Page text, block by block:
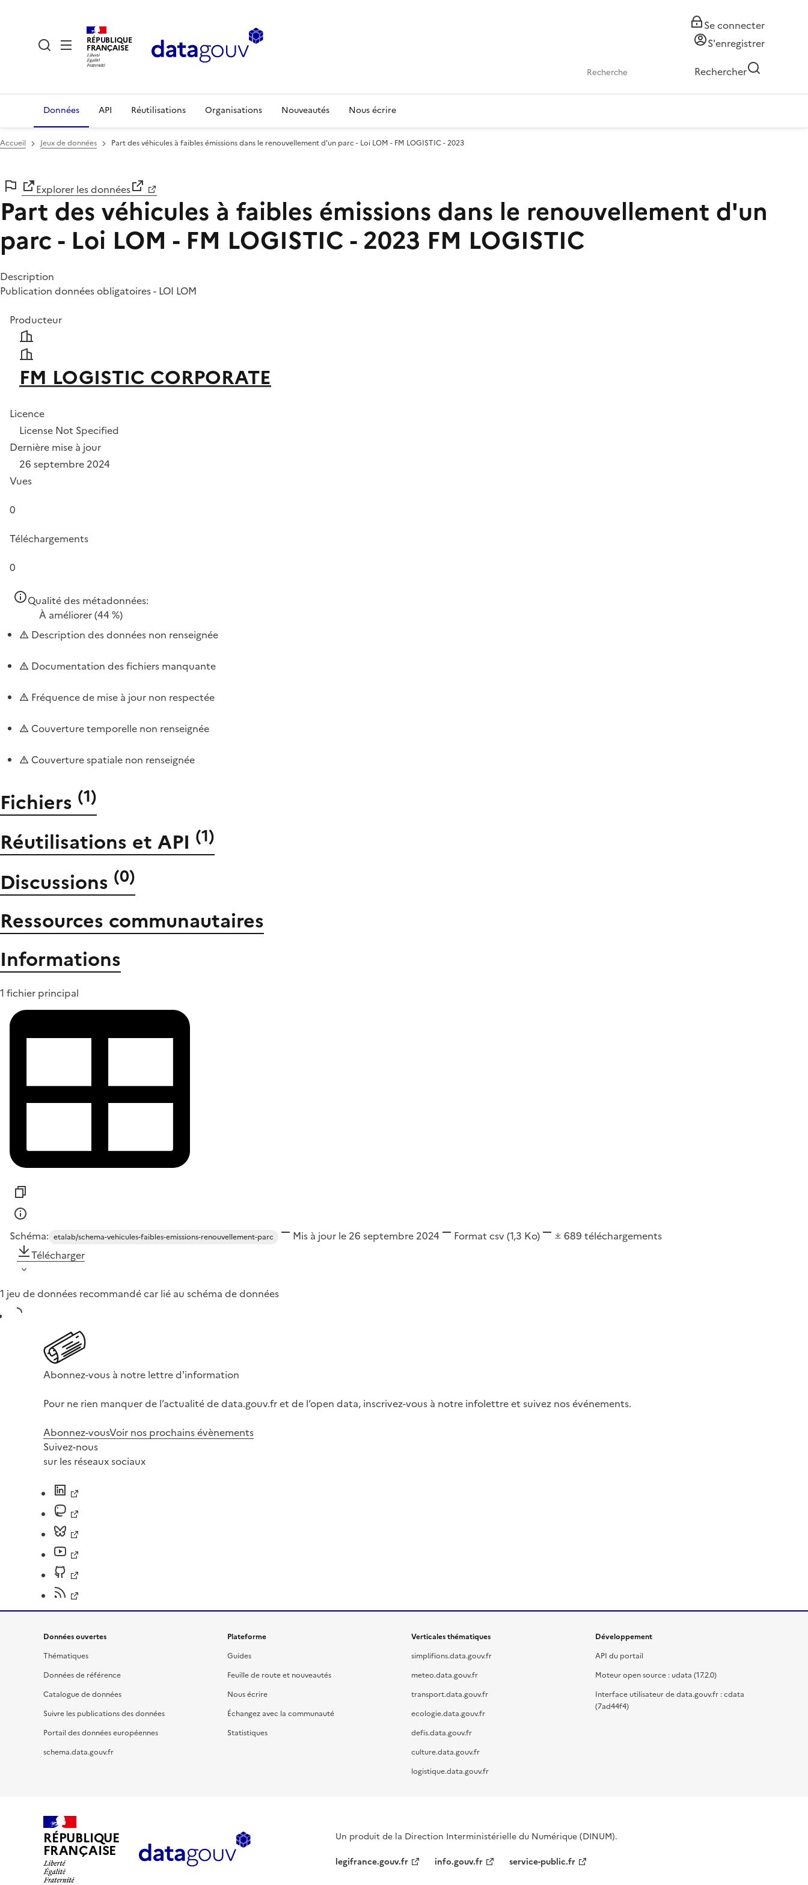
RÉPUBLIQUE
FRANÇAISE
Se connecter
S'enregistrer
Rechercher
Données API Réutilisations Organisations Nouveautés Nous écrire
Accueil Jeux de données Part des véhicules à faibles émissions dans le renouvellement d'un parc - Loi LOM - FM LOGISTIC - 2023
Explorer les données
Part des véhicules à faibles émissions dans le renouvellement d'un
parc - Loi LOM - FM LOGISTIC - 2023 FM LOGISTIC
Description
Publication données obligatoires - LOI LOM
Producteur
FM LOGISTIC CORPORATE
Licence
License Not Specified
Dernière mise à jour
26 septembre 2024
Vues
0
Téléchargements
0
Qualité des métadonnées:
À améliorer(44 %)
Description des données non renseignée
Documentation des fichiers manquante
Fréquence de mise à jour non respectée
Couverture temporelle non renseignée
Couverture spatiale non renseignée
Fichiers (1)
Réutilisations et API (1)
Discussions (0)
Ressources communautaires
Informations
1 fichier principal
Schéma: etalab/schema-vehicules-faibles-emissions-renouvellement-parc Mis à jour le 26 septembre 2024 Format csv(1,3 Ko) 689 téléchargements
Télécharger
1 jeu de données recommandé car lié au schéma de données
Abonnez-vous à notre lettre d'information
Pour ne rien manquer de l’actualité de data.gouv.fr et de l’open data, inscrivez-vous à notre infolettre et suivez nos événements.
Abonnez-vousVoir nos prochains évènements
Suivez-nous
sur les réseaux sociaux
Données ouvertes
Thématiques
Données de référence
Catalogue de données
Suivre les publications des données
Portail des données européennes
schema.data.gouv.fr
Plateforme
Guides
Feuille de route et nouveautés
Nous écrire
Échangez avec la communauté
Statistiques
Verticales thématiques
simplifions.data.gouv.fr
meteo.data.gouv.fr
transport.data.gouv.fr
ecologie.data.gouv.fr
defis.data.gouv.fr
culture.data.gouv.fr
logistique.data.gouv.fr
Développement
API du portail
Moteur open source : udata (17.2.0)
Interface utilisateur de data.gouv.fr : cdata
(7ad44f4)
RÉPUBLIQUE
FRANÇAISE
Un produit de la Direction Interministérielle du Numérique (DINUM).
legifrance.gouv.fr
info.gouv.fr service-public.fr